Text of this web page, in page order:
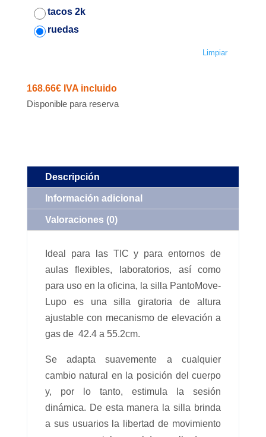
tacos 2k
ruedas
Limpiar
168.66€ IVA incluido
Disponible para reserva
Descripción
Información adicional
Valoraciones (0)
Ideal para las TIC y para entornos de
aulas flexibles, laboratorios, así como
para uso en la oficina, la silla PantoMove-
Lupo es una silla giratoria de altura
ajustable con mecanismo de elevación a
gas de 42.4 a 55.2cm.
Se adapta suavemente a cualquier
cambio natural en la posición del cuerpo
y, por lo tanto, estimula la sesión
dinámica. De esta manera la silla brinda
a sus usuarios la libertad de movimiento